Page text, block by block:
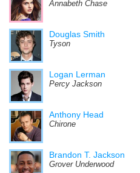
Annabeth Chase
Douglas Smith
Tyson
Logan Lerman
Percy Jackson
Anthony Head
Chirone
Brandon T. Jackson
Grover Underwood